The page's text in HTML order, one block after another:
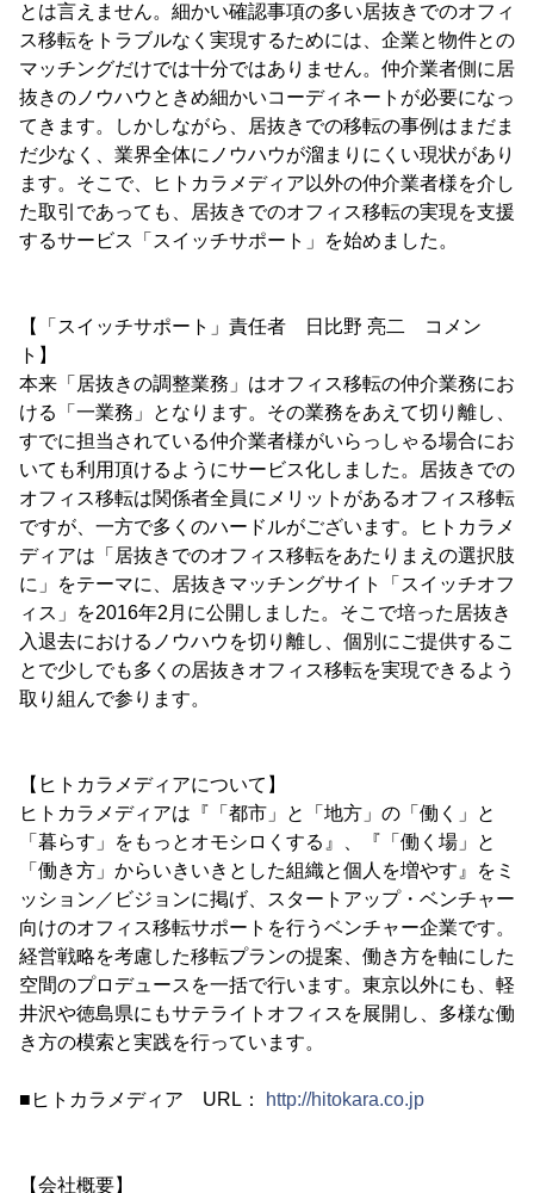
とは言えません。細かい確認事項の多い居抜きでのオフィ
ス移転をトラブルなく実現するためには、企業と物件との
マッチングだけでは十分ではありません。仲介業者側に居
抜きのノウハウときめ細かいコーディネートが必要になっ
てきます。しかしながら、居抜きでの移転の事例はまだま
だ少なく、業界全体にノウハウが溜まりにくい現状があり
ます。そこで、ヒトカラメディア以外の仲介業者様を介し
た取引であっても、居抜きでのオフィス移転の実現を支援
するサービス「スイッチサポート」を始めました。
【「スイッチサポート」責任者 日比野 亮二 コメン
ト】
本来「居抜きの調整業務」はオフィス移転の仲介業務にお
ける「一業務」となります。その業務をあえて切り離し、
すでに担当されている仲介業者様がいらっしゃる場合にお
いても利用頂けるようにサービス化しました。居抜きでの
オフィス移転は関係者全員にメリットがあるオフィス移転
ですが、一方で多くのハードルがございます。ヒトカラメ
ディアは「居抜きでのオフィス移転をあたりまえの選択肢
に」をテーマに、居抜きマッチングサイト「スイッチオフ
ィス」を2016年2月に公開しました。そこで培った居抜き
入退去におけるノウハウを切り離し、個別にご提供するこ
とで少しでも多くの居抜きオフィス移転を実現できるよう
取り組んで参ります。
【ヒトカラメディアについて】
ヒトカラメディアは『「都市」と「地方」の「働く」と
「暮らす」をもっとオモシロくする』、『「働く場」と
「働き方」からいきいきとした組織と個人を増やす』をミ
ッション／ビジョンに掲げ、スタートアップ・ベンチャー
向けのオフィス移転サポートを行うベンチャー企業です。
経営戦略を考慮した移転プランの提案、働き方を軸にした
空間のプロデュースを一括で行います。東京以外にも、軽
井沢や徳島県にもサテライトオフィスを展開し、多様な働
き方の模索と実践を行っています。
■ヒトカラメディア URL： http://hitokara.co.jp
【会社概要】